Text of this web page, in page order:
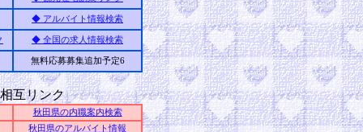
◆ アルバイト情報検索
◆ 全国の求人情報検索
無料応募募集追加予定6
互リンク
秋田県の内職案内検索
秋田県のアルバイト情報